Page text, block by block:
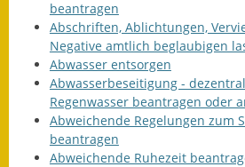
Infos in
beantragen
Abschriften, Ablichtungen,
Negative amtlich beglaubigen
Abwasser entsorgen
Abwasserbeseitigung -
Regenwasser beantragen oder
Abweichende Regelungen zum
beantragen
Abweichende Ruhezeit